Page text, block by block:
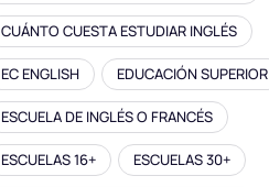
CUÁNTO CUESTA ESTUDIAR INGLÉS
EC ENGLISH EDUCACIÓN SUPERIOR
ESCUELA DE INGLÉS O FRANCÉS
ESCUELAS 16+ ESCUELAS 30+